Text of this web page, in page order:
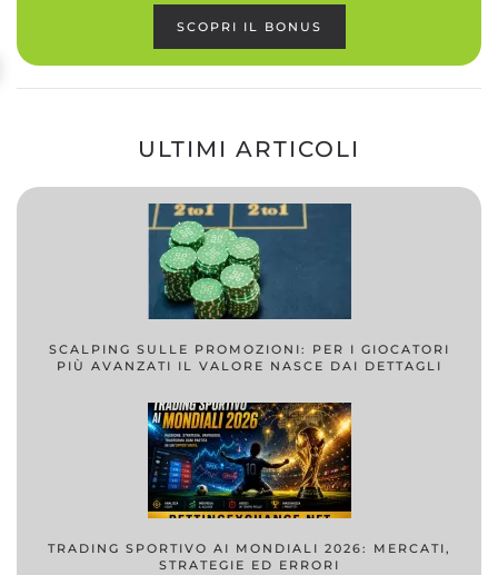
SCOPRI IL BONUS
ULTIMI ARTICOLI
SCALPING SULLE PROMOZIONI: PER I GIOCATORI
PIÙ AVANZATI IL VALORE NASCE DAI DETTAGLI
TRADING SPORTIVO AI MONDIALI 2026: MERCATI,
STRATEGIE ED ERRORI